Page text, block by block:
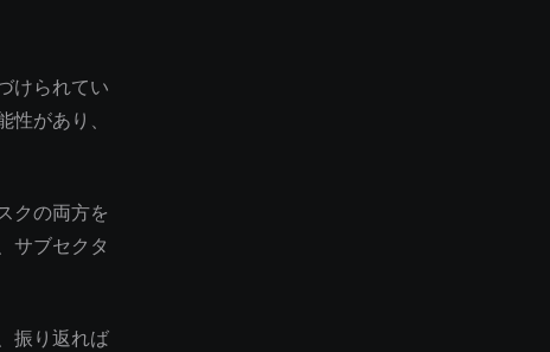
けられてい
があり、
クの両方を
サブセクタ
振り返れば